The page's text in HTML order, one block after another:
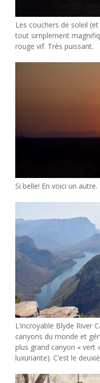
Les couchers de soleil
tout simplement
rouge vif. Très puissant.
Si belle! En voici un autre.
L’incroyable Blyde River
canyons du monde et
plus grand canyon « vert
luxuriante). C’est le